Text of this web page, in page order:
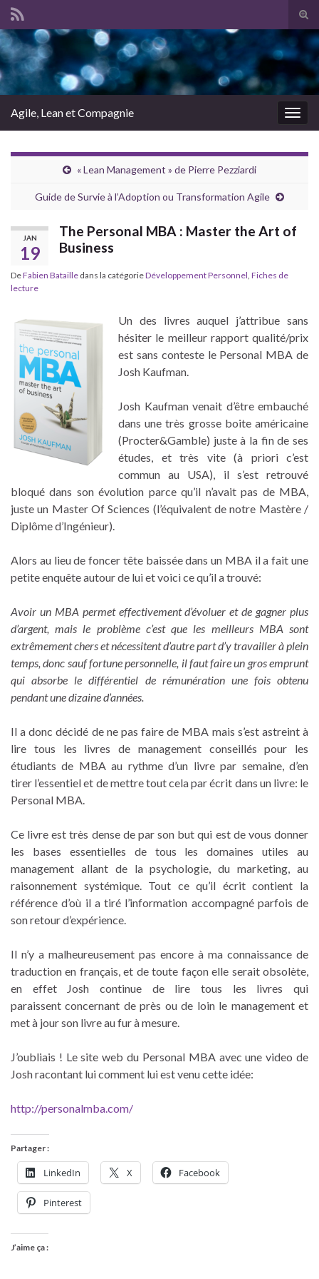
Search for:
Agile, Lean et Compagnie
« Lean Management » de Pierre Pezziardi
Guide de Survie à l’Adoption ou Transformation Agile
JAN
19
The Personal MBA : Master the Art of
Business
DeFabien Bataille dans la catégorieDéveloppement Personnel, Fiches de
lecture
Un des livres auquel j’attribue sans
hésiter le meilleur rapport qualité/prix
est sans conteste le Personal MBA de
Josh Kaufman.
Josh Kaufman venait d’être embauché
dans une très grosse boite américaine
(Procter&Gamble) juste à la fin de ses
études, et très vite (à priori c’est
commun au USA), il s’est retrouvé
bloqué dans son évolution parce qu’il n’avait pas de MBA,
juste un Master Of Sciences (l’équivalent de notre Mastère /
Diplôme d’Ingénieur).
Alors au lieu de foncer tête baissée dans un MBA il a fait une
petite enquête autour de lui et voici ce qu’il a trouvé:
Avoir un MBA permet effectivement d’évoluer et de gagner plus
d’argent, mais le problème c’est que les meilleurs MBA sont
extrêmement chers et nécessitent d’autre part d’y travailler à plein
temps, donc sauf fortune personnelle, il faut faire un gros emprunt
qui absorbe le différentiel de rémunération une fois obtenu
pendant une dizaine d’années.
Il a donc décidé de ne pas faire de MBA mais s’est astreint à
lire tous les livres de management conseillés pour les
étudiants de MBA au rythme d’un livre par semaine, d’en
tirer l’essentiel et de mettre tout cela par écrit dans un livre: le
Personal MBA.
Ce livre est très dense de par son but qui est de vous donner
les bases essentielles de tous les domaines utiles au
management allant de la psychologie, du marketing, au
raisonnement systémique. Tout ce qu’il écrit contient la
référence d’où il a tiré l’information accompagné parfois de
son retour d’expérience.
Il n’y a malheureusement pas encore à ma connaissance de
traduction en français, et de toute façon elle serait obsolète,
en effet Josh continue de lire tous les livres qui
paraissent concernant de près ou de loin le management et
met à jour son livre au fur à mesure.
J’oubliais ! Le site web du Personal MBA avec une video de
Josh racontant lui comment lui est venu cette idée:
http://personalmba.com/
Partager :
LinkedIn X Facebook
Pinterest
J’aime ça :